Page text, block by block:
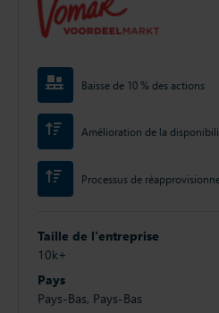
Baisse de 10 % des actions
Amélioration de la
Processus de
Taille de l'entreprise
10k+
Pays
Pays-Bas, Pays-Bas